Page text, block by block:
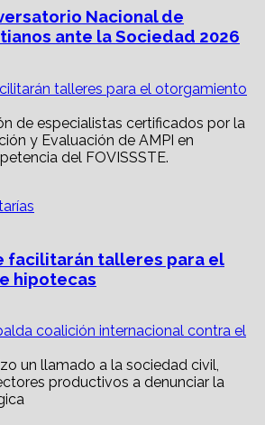
Nacional de
ante la Sociedad 2026
talleres para el otorgamiento
facilitarán talleres para el
hipotecas
coalición internacional contra el